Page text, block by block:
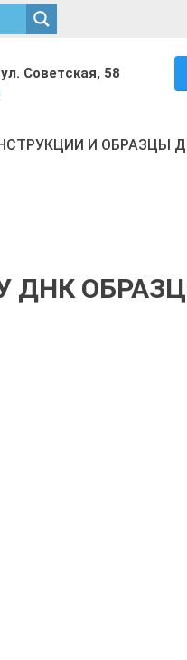
Советская, 58
И ОБРАЗЦЫ
ДНК